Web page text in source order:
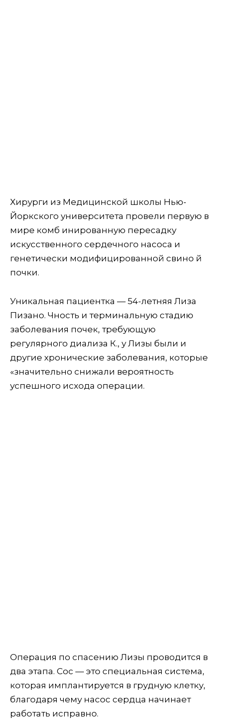
Хирурги из Медицинской школы Нью-
Йоркского университета провели первую в
мире комб инированную пересадку
искусственного сердечного насоса и
генетически модифицированной свино й
почки.
Уникальная пациентка — 54-летняя Лиза
Пизано. Чность и терминальную стадию
заболевания почек, требующую
регулярного диализа К., у Лизы были и
другие хронические заболевания, которые
«значительно снижали вероятность
успешного исхода операции.
Операция по спасению Лизы проводится в
два этапа. Сос — это специальная система,
которая имплантируется в грудную клетку,
благодаря чему насос сердца начинает
работать исправно.